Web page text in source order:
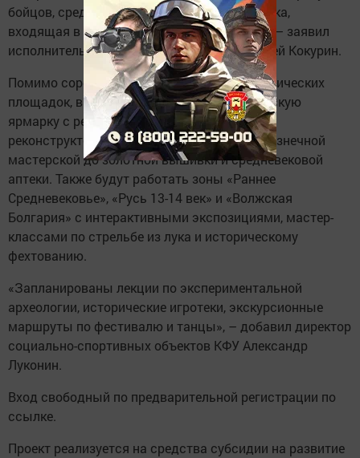
бойцов, среди них девушка из Зеленодольска,
входящая в топ-5 на чемпионатах России», – заявил
исполнительный директор компании Алексей Кокурин.
Помимо соревнований, гостей ждут 7 тематических
площадок, включая масштабную историческую
ярмарку с ремёслами ведущих мастеров-
реконструкторов России, от доспешной и кузнечной
мастерской до золотной вышивки и средневековой
аптеки. Также будут работать зоны «Раннее
Средневековье», «Русь 13-14 век» и «Волжская
Болгария» с интерактивными экспозициями, мастер-
классами по стрельбе из лука и историческому
фехтованию.
«Запланированы лекции по экспериментальной
археологии, исторические игротеки, экскурсионные
маршруты по фестивалю и танцы», – добавил директор
социально-спортивных объектов КФУ Александр
Луконин.
Вход свободный по предварительной регистрации по
ссылке.
Проект реализуется на средства субсидии на развитие